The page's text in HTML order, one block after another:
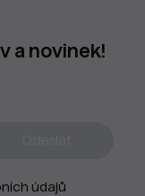
a novinek!
údajů